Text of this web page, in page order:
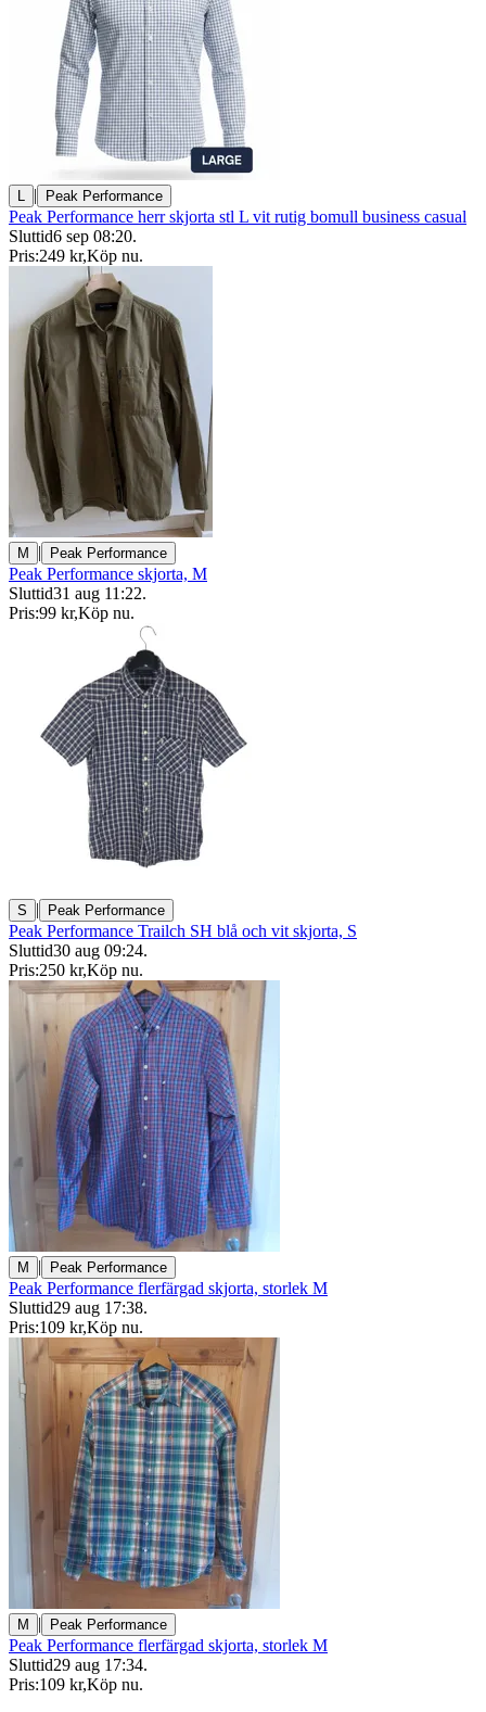
L | Peak Performance
Peak Performance herr skjorta stl L vit rutig bomull business casual
Sluttid6 sep 08:20.
Pris:249 kr,Köp nu.
M | Peak Performance
Peak Performance skjorta, M
Sluttid31 aug 11:22.
Pris:99 kr,Köp nu.
S | Peak Performance
Peak Performance Trailch SH blå och vit skjorta, S
Sluttid30 aug 09:24.
Pris:250 kr,Köp nu.
M | Peak Performance
Peak Performance flerfärgad skjorta, storlek M
Sluttid29 aug 17:38.
Pris:109 kr,Köp nu.
M | Peak Performance
Peak Performance flerfärgad skjorta, storlek M
Sluttid29 aug 17:34.
Pris:109 kr,Köp nu.